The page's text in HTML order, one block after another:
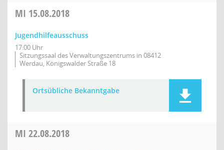
MI 15.08.2018
Jugendhilfeausschuss
17:00 Uhr
Sitzungssaal des Verwaltungszentrums in 08412
Werdau, Königswalder Straße 18
Ortsübliche Bekanntgabe
MI 22.08.2018